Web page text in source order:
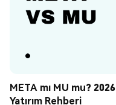
META mı MU mu?
Yatırım Rehberi